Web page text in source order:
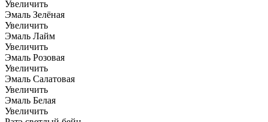
Увеличить
Эмаль Зелёная
Увеличить
Эмаль Лайм
Увеличить
Эмаль Розовая
Увеличить
Эмаль Салатовая
Увеличить
Эмаль Белая
Увеличить